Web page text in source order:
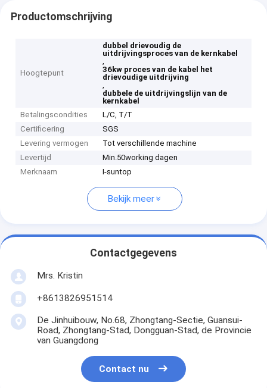
Productomschrijving
Hoogtepunt
dubbel drievoudig de
uitdrijvingsproces van de kernkabel
,
36kw proces van de kabel het
drievoudige uitdrijving
,
dubbele de uitdrijvingslijn van de
kernkabel
Betalingscondities
L/C, T/T
Certificering
SGS
Levering vermogen
Tot verschillende machine
Levertijd
Min.50working dagen
Merknaam
I-suntop
Bekijk meer
Contactgegevens
Mrs. Kristin
+8613826951514
De Jinhuibouw, No.68, Zhongtang-Sectie, Guansui-
Road, Zhongtang-Stad, Dongguan-Stad, de Provincie
van Guangdong
Contact nu